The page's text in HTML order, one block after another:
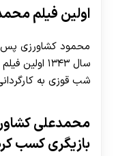
اولین فیلم
محمود کشاورزی پس
سال ۱۳۴۳
شب قوزی به
محمدعلی
بازیگری کسب